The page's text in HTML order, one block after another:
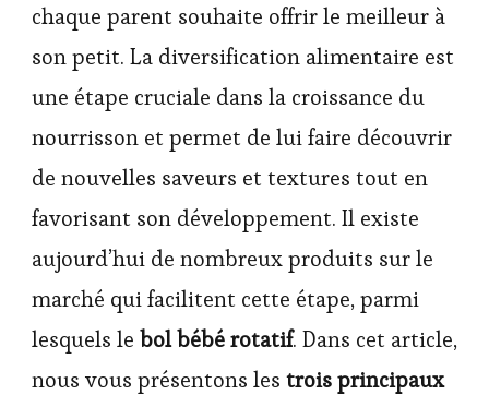
chaque parent souhaite offrir le meilleur à
son petit. La diversification alimentaire est
une étape cruciale dans la croissance du
nourrisson et permet de lui faire découvrir
de nouvelles saveurs et textures tout en
favorisant son développement. Il existe
aujourd’hui de nombreux produits sur le
marché qui facilitent cette étape, parmi
lesquels le bol bébé rotatif. Dans cet article,
nous vous présentons les trois principaux